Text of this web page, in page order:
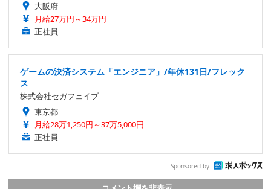
大阪府
月給27万円～34万円
正社員
ゲームの決済システム「エンジニア」/年休131日/フレック
ス
株式会社セガフェイブ
東京都
月給28万1,250円～37万5,000円
正社員
Sponsored by